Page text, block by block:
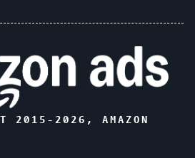
2015- 2026 , AMAZON